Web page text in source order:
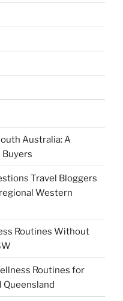
Australia: A
Travel Bloggers
Western
Routines Without
Routines for
Queensland